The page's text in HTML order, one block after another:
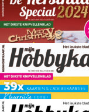
Mijn
Mijn